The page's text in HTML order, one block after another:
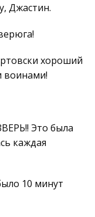
Джастин.
хороший
воинами!
Это была
каждая
10 минут